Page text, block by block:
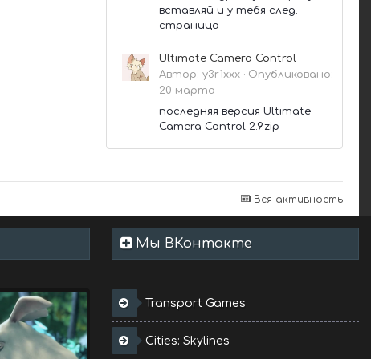
вставляй и у тебя след.
страница
Ultimate Camera Control
Автор: y3r1xxx · Опубликовано:
20 марта
последняя версия Ultimate
Camera Control 2.9.zip
Вся активность
Мы ВКонтакте
Transport Games
Cities: Skylines